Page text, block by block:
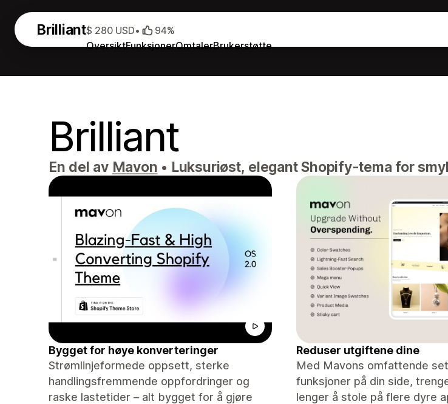
Brilliant
OversiktFunksjonerOmtalerBrukerstøtte
$ 280 USD• 94%
Brilliant
En del av Mavon • Luksuriøst, elegant Shopify-tema for
Bygget for høye konverteringer
Strømlinjeformede oppsett, sterke
handlingsfremmende oppfordringer og
raske lastetider – alt bygget for å gjøre
Reduser utgiftene dine
Med Mavons omfattende
funksjoner på din side,
lenger å stole på flere dyre